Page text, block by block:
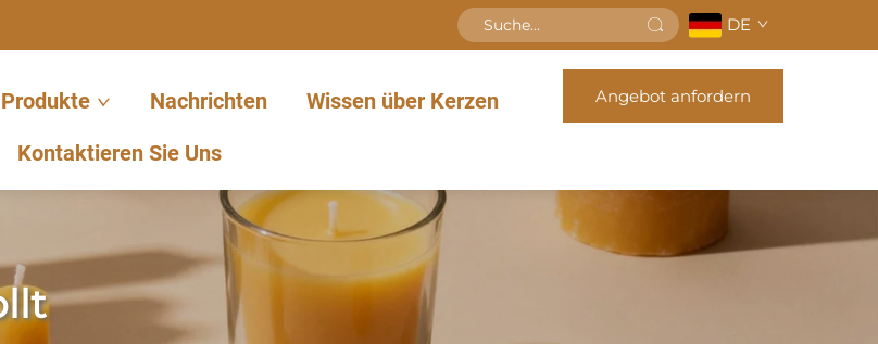
DE
Produkte Nachrichten
Wissen über Kerzen
Kontaktieren Sie Uns
Angebot anfordern